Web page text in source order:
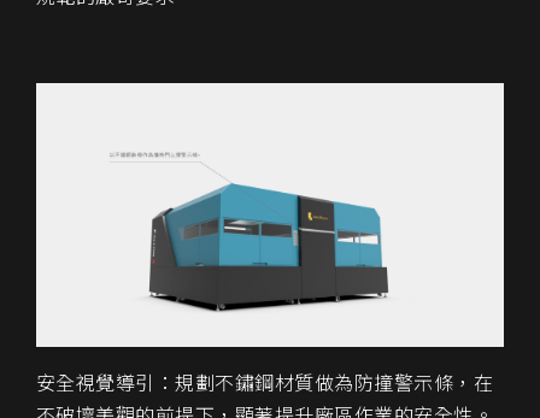
安全視覺導引：規劃不鏽鋼材質做為防撞警示條，在